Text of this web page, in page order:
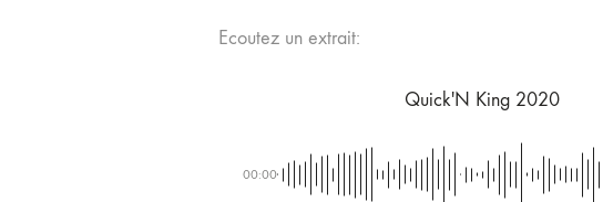
Ecoutez un extrait:
Quick'N King 2020
00:00